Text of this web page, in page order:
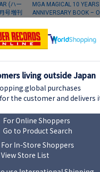
(ハー
号増刊
月号 [雑
別版＞
04月20日
MGA MAGICAL 10 YEARS
ANNIVERSARY BOOK – O
Mrs. GREEN APPLE
発売日
2026年02月28日
価格
￥4,400
(ヌメ
月号増
[雑誌]
月28日